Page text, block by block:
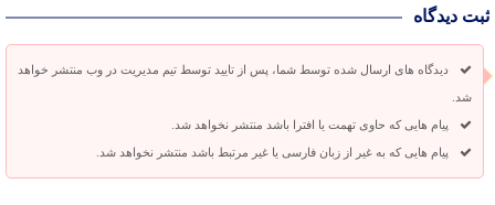
ثبت دیدگاه
دیدگاه های ارسال شده توسط شما، پس از تایید توسط تیم مدیریت در وب منتشر خواهد
شد.
پیام هایی که حاوی تهمت یا افترا باشد منتشر نخواهد شد.
پیام هایی که به غیر از زبان فارسی یا غیر مرتبط باشد منتشر نخواهد شد.